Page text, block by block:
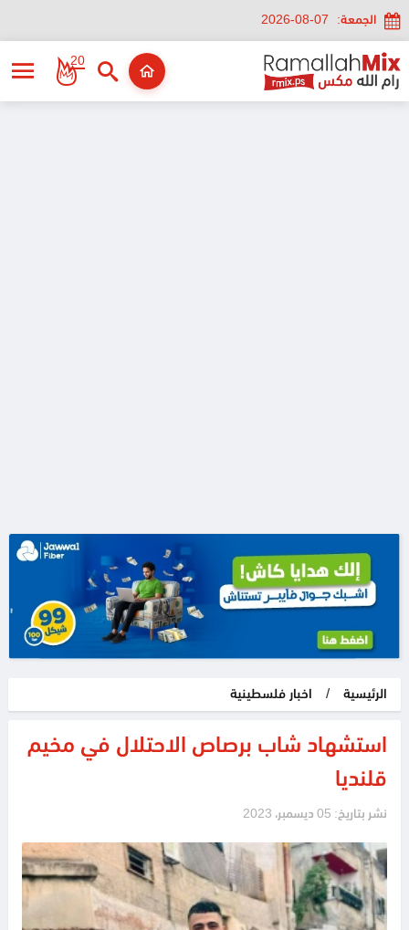
الجمعة: 2026-08-07
20
الرئيسية / اخبار فلسطينية
استشهاد شاب برصاص الاحتلال في مخيم
قلنديا
نشر بتاريخ: 05 ديسمبر، 2023